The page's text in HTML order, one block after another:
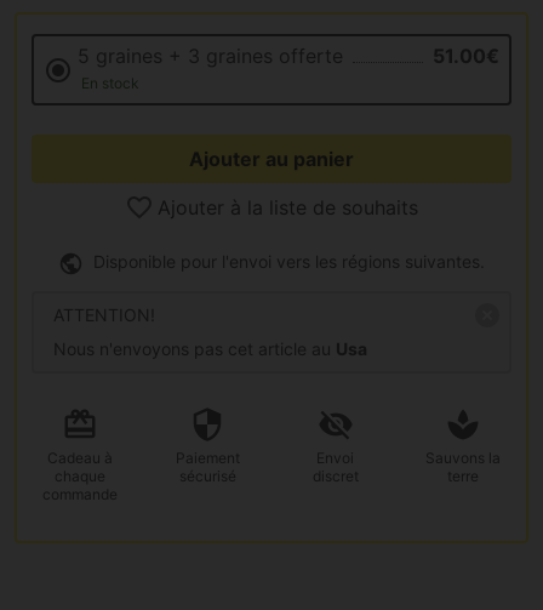
5 graines + 3 graines offerte 51.00€
En stock
Ajouter au panier
Ajouter à la liste de souhaits
Disponible pour l'envoi vers les régions suivantes.
ATTENTION!
Nous n'envoyons pas cet article au Usa
Cadeau à
chaque
commande
Paiement
sécurisé
Envoi
discret
Sauvons la
terre